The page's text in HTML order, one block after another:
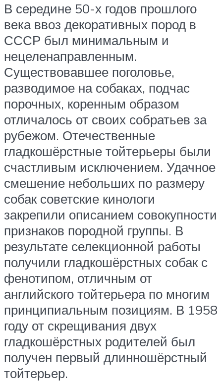
В середине 50-х годов прошлого
века ввоз декоративных пород в
СССР был минимальным и
нецеленаправленным.
Существовавшее поголовье,
разводимое на собаках, подчас
порочных, коренным образом
отличалось от своих собратьев за
рубежом. Отечественные
гладкошёрстные тойтерьеры были
счастливым исключением. Удачное
смешение небольших по размеру
собак советские кинологи
закрепили описанием совокупности
признаков породной группы. В
результате селекционной работы
получили гладкошёрстных собак с
фенотипом, отличным от
английского тойтерьера по многим
принципиальным позициям. В 1958
году от скрещивания двух
гладкошёрстных родителей был
получен первый длинношёрстный
тойтерьер.